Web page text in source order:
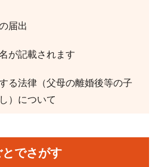
届出
が記載されます
る法律（父母の離婚後等の子
）について
でさがす